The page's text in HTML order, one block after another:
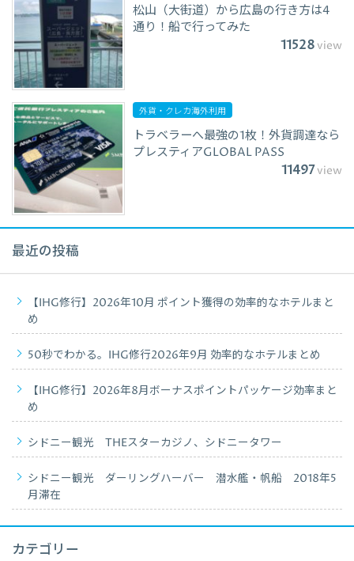
松山（大街道）から広島の行き方は4
通り！船で行ってみた
11528view
外貨・クレカ海外利用
トラベラーへ最強の1枚！外貨調達なら
プレスティアGLOBAL PASS
11497view
最近の投稿
【IHG修行】2026年10月 ポイント獲得の効率的なホテルまと
め
50秒でわかる。IHG修行2026年9月 効率的なホテルまとめ
【IHG修行】2026年8月ボーナスポイントパッケージ効率まと
め
シドニー観光 THEスターカジノ、シドニータワー
シドニー観光 ダーリングハーバー 潜水艦・帆船 2018年5
月滞在
カテゴリー